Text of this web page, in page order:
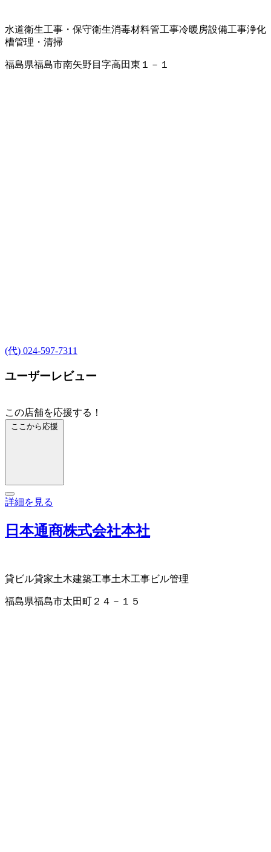
水道衛生工事・保守衛生消毒材料管工事冷暖房設備工事浄化
槽管理・清掃
福島県福島市南矢野目字高田東１－１
(代) 024-597-7311
ユーザーレビュー
この店舗を応援する！
ここから応援
詳細を見る
日本通商株式会社本社
貸ビル貸家土木建築工事土木工事ビル管理
福島県福島市太田町２４－１５